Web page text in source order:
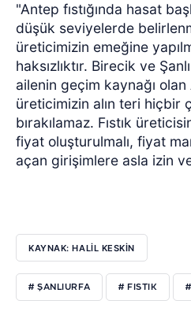
"Antep fıstığında hasat
düşük seviyelerde
üreticimizin emeğine
haksızlıktır. Birecik ve
ailenin geçim kaynağı olan
üreticimizin alın teri hiçbir
bırakılamaz. Fıstık
fiyat oluşturulmalı, fiyat
açan girişimlere asla izin
KAYNAK: HALİL KESKİN
# ŞANLIURFA # FISTIK